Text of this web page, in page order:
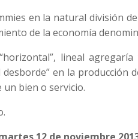
en la natural división
de la economía
lineal
en la producción
bien o servicio.